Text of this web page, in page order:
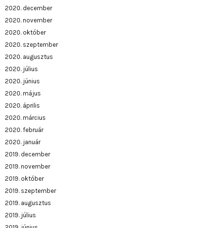
2020. december
2020. november
2020. október
2020. szeptember
2020. augusztus
2020. július
2020. június
2020. május
2020. április
2020. március
2020. február
2020. január
2019. december
2019. november
2019. október
2019. szeptember
2019. augusztus
2019. július